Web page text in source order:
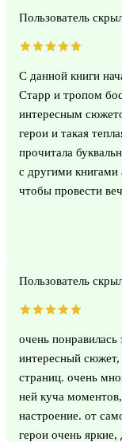
Пользователь
С данной книги
Старр и тропом
интересным
герои и такая
прочитала
с другими книгами
чтобы провести
Пользователь
очень
интересный сюжет,
страниц. очень
ней куча
настроение. от
герои очень